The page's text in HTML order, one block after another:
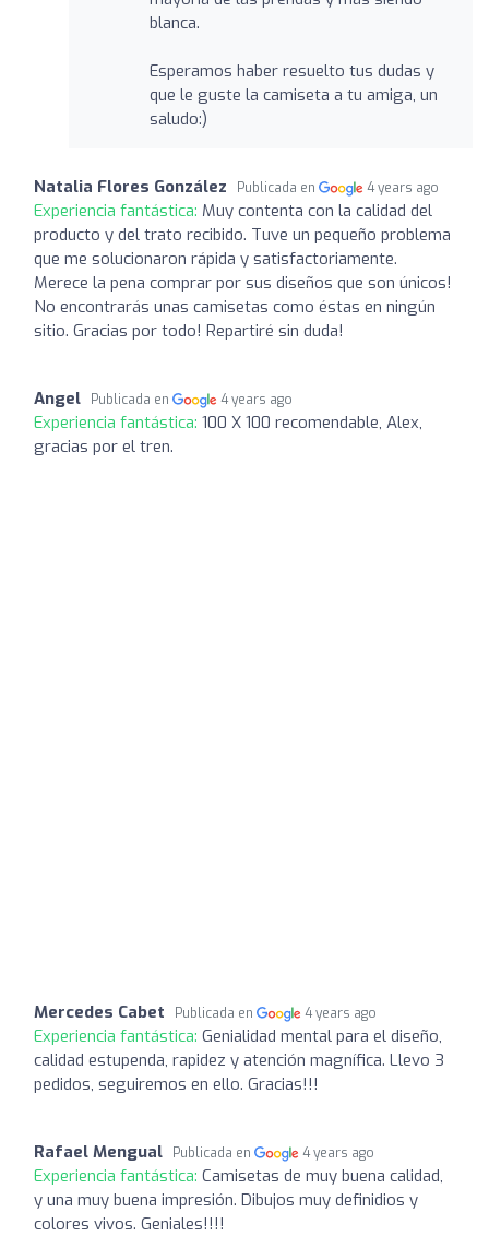
blanca.
Esperamos haber resuelto tus dudas y
que le guste la camiseta a tu amiga, un
saludo:)
Natalia Flores González Publicada en 4 years ago
Experiencia fantástica: Muy contenta con la calidad del
producto y del trato recibido. Tuve un pequeño problema
que me solucionaron rápida y satisfactoriamente.
Merece la pena comprar por sus diseños que son únicos!
No encontrarás unas camisetas como éstas en ningún
sitio. Gracias por todo! Repartiré sin duda!
Angel Publicada en 4 years ago
Experiencia fantástica: 100 X 100 recomendable, Alex,
gracias por el tren.
Mercedes Cabet Publicada en 4 years ago
Experiencia fantástica: Genialidad mental para el diseño,
calidad estupenda, rapidez y atención magnífica. Llevo 3
pedidos, seguiremos en ello. Gracias!!!
Rafael Mengual Publicada en 4 years ago
Experiencia fantástica: Camisetas de muy buena calidad,
y una muy buena impresión. Dibujos muy definidios y
colores vivos. Geniales!!!!